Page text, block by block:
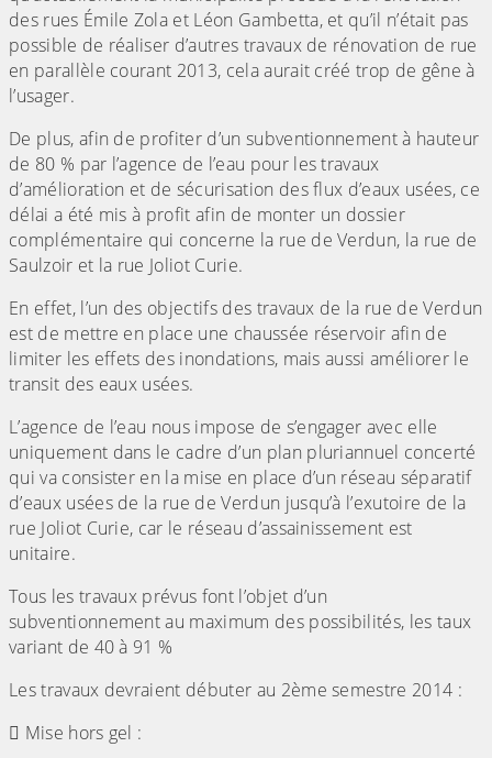
des rues Émile Zola et Léon Gambetta, et qu’il n’était pas
possible de réaliser d’autres travaux de rénovation de rue
en parallèle courant 2013, cela aurait créé trop de gêne à
l’usager.
De plus, afin de profiter d’un subventionnement à hauteur
de 80 % par l’agence de l’eau pour les travaux
d’amélioration et de sécurisation des flux d’eaux usées, ce
délai a été mis à profit afin de monter un dossier
complémentaire qui concerne la rue de Verdun, la rue de
Saulzoir et la rue Joliot Curie.
En effet, l’un des objectifs des travaux de la rue de Verdun
est de mettre en place une chaussée réservoir afin de
limiter les effets des inondations, mais aussi améliorer le
transit des eaux usées.
L’agence de l’eau nous impose de s’engager avec elle
uniquement dans le cadre d’un plan pluriannuel concerté
qui va consister en la mise en place d’un réseau séparatif
d’eaux usées de la rue de Verdun jusqu’à l’exutoire de la
rue Joliot Curie, car le réseau d’assainissement est
unitaire.
Tous les travaux prévus font l’objet d’un
subventionnement au maximum des possibilités, les taux
variant de 40 à 91 %
Les travaux devraient débuter au 2ème semestre 2014 :
 Mise hors gel :